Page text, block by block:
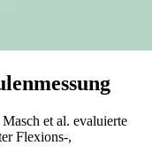
et al. evaluierte
Flexions-,